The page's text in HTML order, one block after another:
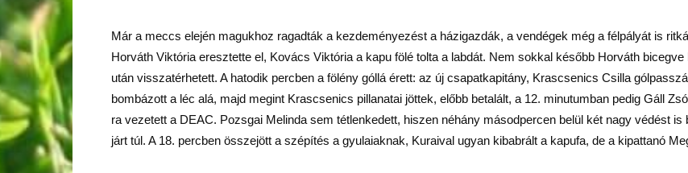
Már a meccs elején magukhoz ragadták a kezdeményezést a házigazdák, a vendégek még a félpályát is
Horváth Viktória eresztette el, Kovács Viktória a kapu fölé tolta a labdát. Nem sokkal később Horváth
után visszatérhetett. A hatodik percben a fölény góllá érett: az új csapatkapitány, Krascsenics Csilla
bombázott a léc alá, majd megint Krascsenics pillanatai jöttek, előbb betalált, a 12. minutumban pedig Gáll
ra vezetett a DEAC. Pozsgai Melinda sem tétlenkedett, hiszen néhány másodpercen belül két nagy védést
járt túl. A 18. percben összejött a szépítés a gyulaiaknak, Kuraival ugyan kibabrált a kapufa, de a kipattanó